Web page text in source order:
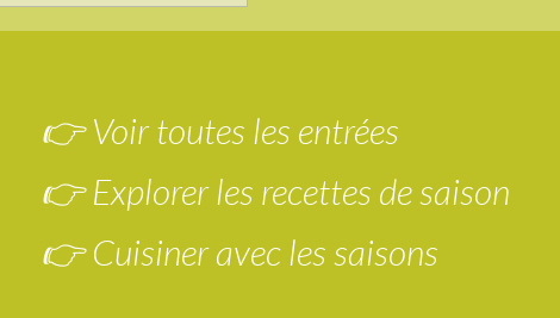
👉 Voir toutes les entrées
👉 Explorer les recettes de saison
👉 Cuisiner avec les saisons